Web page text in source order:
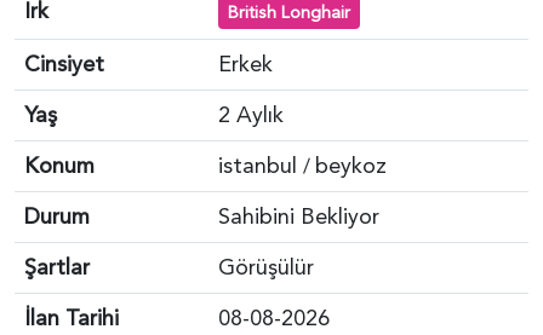
Irk British Longhair
Cinsiyet
Erkek
Yaş
2 Aylık
Konum
istanbul / beykoz
Durum
Sahibini Bekliyor
Şartlar
Görüşülür
İlan Tarihi
08-08-2026